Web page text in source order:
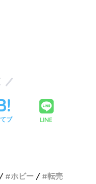
ブ LINE
ホビー 転売